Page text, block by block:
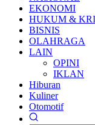
EKONOMI
HUKUM &
BISNIS
OLAHRAGA
LAIN
OPINI
IKLAN
Hiburan
Kuliner
Otomotif